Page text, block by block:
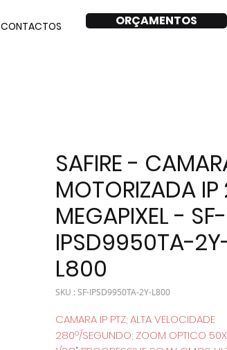
CONTACTOS ORÇAMENTOS
SAFIRE -
MOTORIZADA IP
MEGAPIXEL - SF-
IPSD9950TA-
L800
SKU : SF-IPSD9950TA-2Y-L800
CAMARA IP PTZ; ALTA VELOCIDADE
280º/SEGUNDO; ZOOM OPTICO